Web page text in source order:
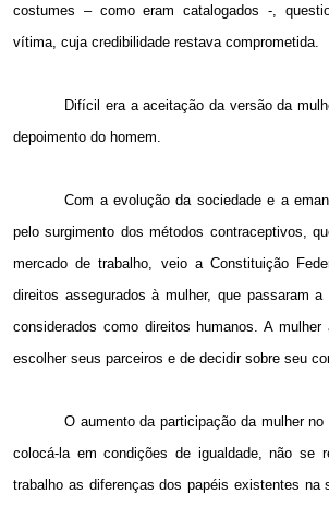
costumes – como eram catalogados -,
vítima, cuja credibilidade restava comprometida.
Difícil era a aceitação da versão da
depoimento do homem.
Com a evolução da sociedade e a
pelo surgimento dos métodos contraceptivos,
mercado de trabalho, veio a Constituição
direitos assegurados à mulher, que passaram
considerados como direitos humanos. A mulher
escolher seus parceiros e de decidir sobre seu
O aumento da participação da mulher
colocá-la em condições de igualdade, não se
trabalho as diferenças dos papéis existentes na